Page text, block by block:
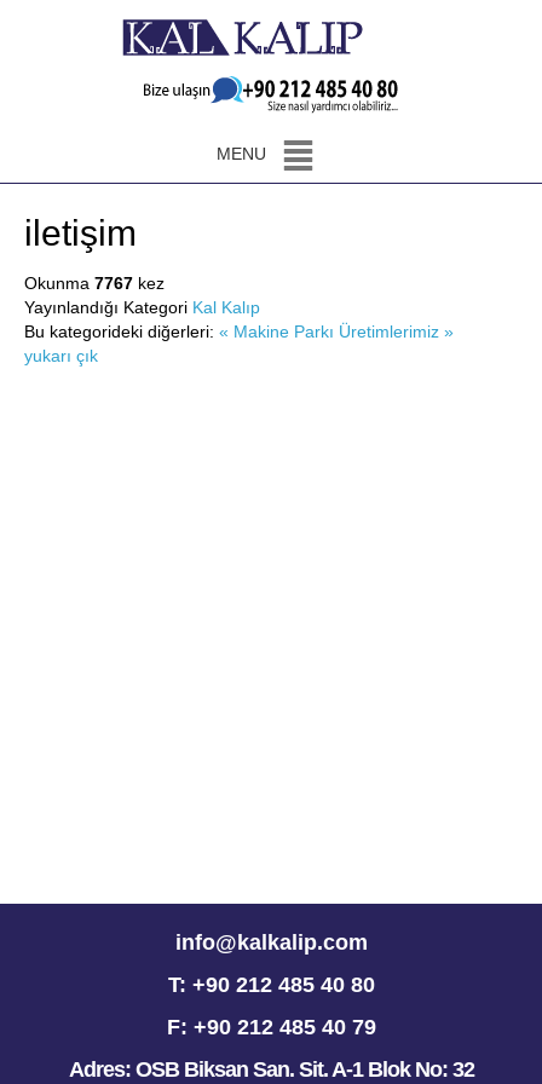
MENU
iletişim
Okunma 7767 kez
Yayınlandığı Kategori Kal Kalıp
Bu kategorideki diğerleri: « Makine Parkı Üretimlerimiz »
yukarı çık
info@kalkalip.com
T: +90 212 485 40 80
F: +90 212 485 40 79
Adres: OSB Biksan San. Sit. A-1 Blok No: 32